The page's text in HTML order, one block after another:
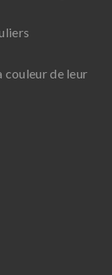
couleur de leur